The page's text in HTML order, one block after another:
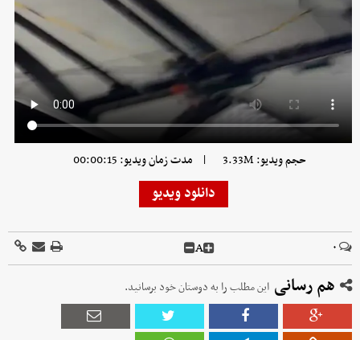
حجم ویدیو: 3.33M | مدت زمان ویدیو: 00:00:15
دانلود ویدیو
۰ A
هم رسانی این مطلب را به دوستان خود برسانید.